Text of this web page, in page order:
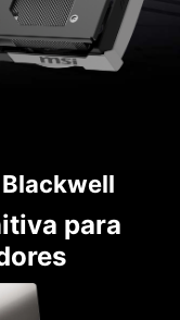
para